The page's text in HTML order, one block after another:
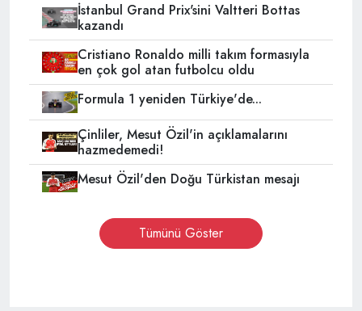
İstanbul Grand Prix'sini Valtteri Bottas
kazandı
Cristiano Ronaldo milli takım formasıyla
en çok gol atan futbolcu oldu
Formula 1 yeniden Türkiye'de...
Çinliler, Mesut Özil'in açıklamalarını
hazmedemedi!
Mesut Özil'den Doğu Türkistan mesajı
Tümünü Göster